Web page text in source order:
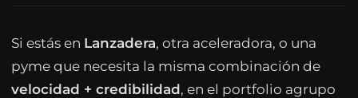
Si estás en Lanzadera, otra aceleradora, o una
pyme que necesita la misma combinación de
velocidad + credibilidad, en el portfolio agrupo